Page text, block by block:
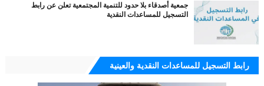
جمعية أصدقاء بلا حدود للتنمية المجتمعية تعلن عن رابط
التسجيل للمساعدات النقدية
رابط التسجيل للمساعدات النقدية والعينية